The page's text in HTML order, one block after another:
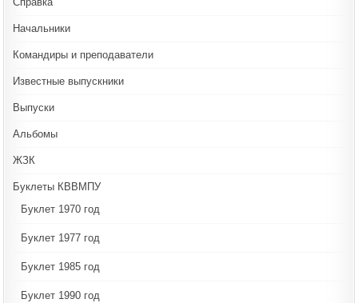
Начальники
Командиры и преподаватели
Известные выпускники
Выпуски
Альбомы
ЖЗК
Буклеты КВВМПУ
Буклет 1970 год
Буклет 1977 год
Буклет 1985 год
Буклет 1990 год